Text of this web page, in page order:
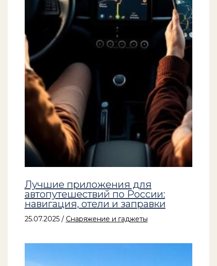
Лучшие приложения для
автопутешествий по России:
навигация, отели и заправки
25.07.2025 / Снаряжение и гаджеты